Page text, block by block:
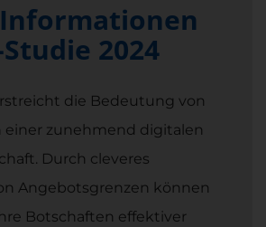
2024
die Bedeutung von
einer zunehmend digitalen
Durch cleveres
Angebotsgrenzen können
Botschaften effektiver